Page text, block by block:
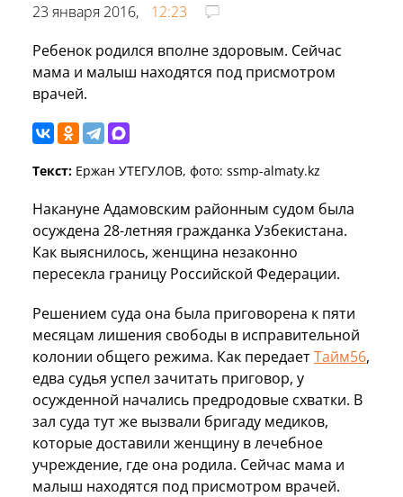
23 января 2016,
12:23
Ребенок родился вполне здоровым. Сейчас
мама и малыш находятся под присмотром
врачей.
Текст: Ержан УТЕГУЛОВ, фото: ssmp-almaty.kz
Накануне Адамовским районным судом была
осуждена 28-летняя гражданка Узбекистана.
Как выяснилось, женщина незаконно
пересекла границу Российской Федерации.
Решением суда она была приговорена к пяти
месяцам лишения свободы в исправительной
колонии общего режима. Как передаетТайм56,
едва судья успел зачитать приговор, у
осужденной начались предродовые схватки. В
зал суда тут же вызвали бригаду медиков,
которые доставили женщину в лечебное
учреждение, где она родила. Сейчас мама и
малыш находятся под присмотром врачей.